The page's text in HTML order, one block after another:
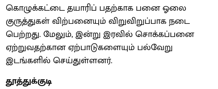
கொழுக்கட்டை தயாரிப் பதற்காக பனை ஓலை
குருத்துகள் விற்பனையும் விறுவிறுப்பாக நடை
பெற்றது. மேலும், இன்று இரவில் சொக்கப்பனை
ஏற்றுவதற்கான ஏற்பாடுகளையும் பல்வேறு
இடங்களில் செய்துள்ளனர்.
தூத்துக்குடி